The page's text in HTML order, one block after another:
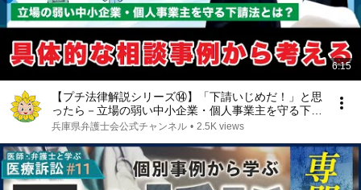
6:15
【プチ法律解説シリーズ⑭】「下請いじめだ！」と思
ったら－立場の弱い中小企業・個人事業主を守る下請
法とは？具体的な相談事例から考えましょう－
兵庫県弁護士会公式チャンネル • 2.5K views